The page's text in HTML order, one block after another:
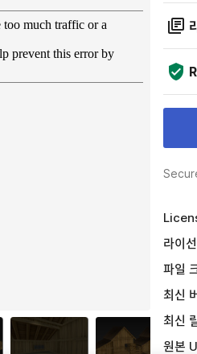
라이
파일
최신
최신
원본